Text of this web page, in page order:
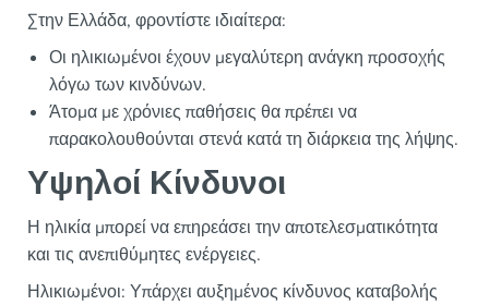
Στην Ελλάδα, φροντίστε ιδιαίτερα:
Οι ηλικιωμένοι έχουν μεγαλύτερη ανάγκη προσοχής
λόγω των κινδύνων.
Άτομα με χρόνιες παθήσεις θα πρέπει να
παρακολουθούνται στενά κατά τη διάρκεια της λήψης.
Υψηλοί Κίνδυνοι
Η ηλικία μπορεί να επηρεάσει την αποτελεσματικότητα
και τις ανεπιθύμητες ενέργειες.
Ηλικιωμένοι: Υπάρχει αυξημένος κίνδυνος καταβολής